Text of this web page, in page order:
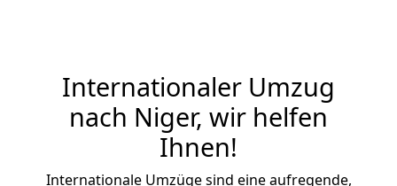
Internationaler Umzug
nach Niger, wir helfen
Ihnen!
Internationale Umzüge sind eine aufregende,